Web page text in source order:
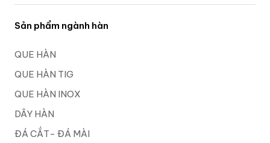
Sản phẩm ngành hàn
QUE HÀN
QUE HÀN TIG
QUE HÀN INOX
DÂY HÀN
ĐÁ CẮT- ĐÁ MÀI